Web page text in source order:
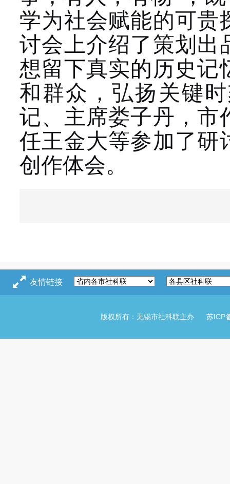
学为社会赋能的可贵
讨会上介绍了策划出
想留下真实的历史记
和群众，弘扬关键
记、主席娄子丹，市
任王金大等参加了研
创作体会。
友情链接
版权所有：无锡市社科联主办 苏ICP